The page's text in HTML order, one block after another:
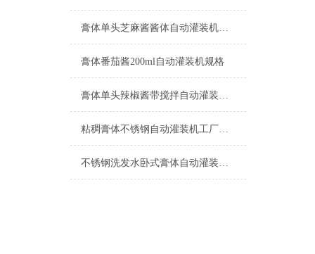
膏体单头芝麻酱酱体自动灌装机产品型号
膏体番茄酱200ml自动灌装机规格
膏体单头辣椒酱带搅拌自动灌装机特点
粘稠膏体不锈钢自动灌装机工厂生产
不锈钢洗发水卧式膏体自动灌装机500ml设备